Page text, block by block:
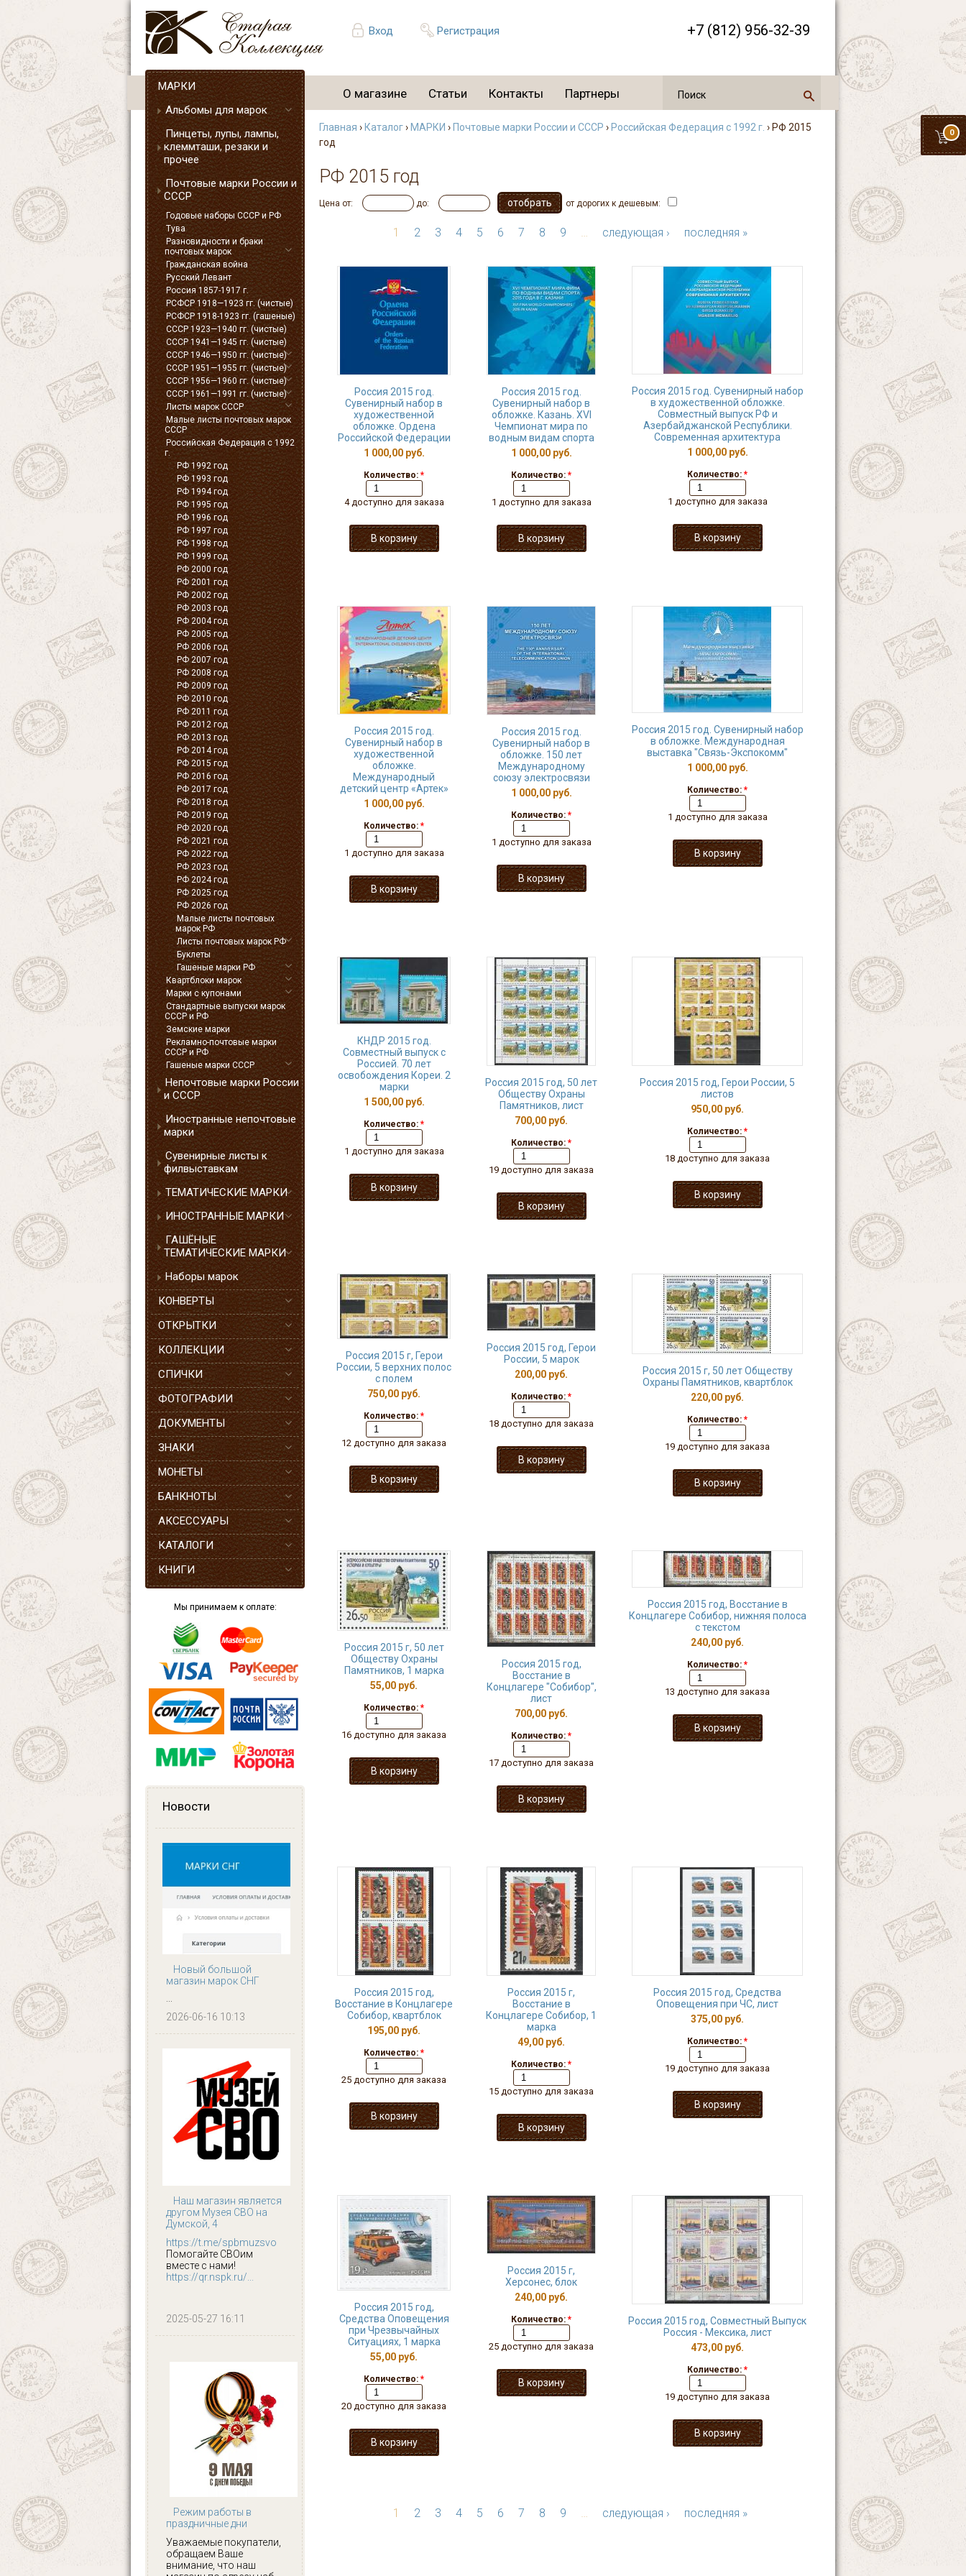
Вход Регистрация +7 (812) 956-32-39
0
О магазине Статьи Контакты Партнеры
МАРКИ
Альбомы для марок
Пинцеты, лупы, лампы,
клеммташи, резаки и
прочее
Почтовые марки России и
СССР
Годовые наборы СССР и РФ
Тува
Разновидности и браки
почтовых марок
Гражданская война
Русский Левант
Россия 1857-1917 г.
РСФСР 1918—1923 гг. (чистые)
РСФСР 1918-1923 гг. (гашеные)
СССР 1923—1940 гг. (чистые)
СССР 1941—1945 гг. (чистые)
СССР 1946—1950 гг. (чистые)
СССР 1951—1955 гг. (чистые)
СССР 1956—1960 гг. (чистые)
СССР 1961—1991 гг. (чистые)
Листы марок СССР
Малые листы почтовых марок
СССР
Российская Федерация с 1992
г.
РФ 1992 год
РФ 1993 год
РФ 1994 год
РФ 1995 год
РФ 1996 год
РФ 1997 год
РФ 1998 год
РФ 1999 год
РФ 2000 год
РФ 2001 год
РФ 2002 год
РФ 2003 год
РФ 2004 год
РФ 2005 год
РФ 2006 год
РФ 2007 год
РФ 2008 год
РФ 2009 год
РФ 2010 год
РФ 2011 год
РФ 2012 год
РФ 2013 год
РФ 2014 год
РФ 2015 год
РФ 2016 год
РФ 2017 год
РФ 2018 год
РФ 2019 год
РФ 2020 год
РФ 2021 год
РФ 2022 год
РФ 2023 год
РФ 2024 год
РФ 2025 год
РФ 2026 год
Малые листы почтовых
марок РФ
Листы почтовых марок РФ
Буклеты
Гашеные марки РФ
Квартблоки марок
Марки с купонами
Стандартные выпуски марок
СССР и РФ
Земские марки
Рекламно-почтовые марки
СССР и РФ
Гашеные марки СССР
Непочтовые марки России
и СССР
Иностранные непочтовые
марки
Сувенирные листы к
филвыставкам
ТЕМАТИЧЕСКИЕ МАРКИ
ИНОСТРАННЫЕ МАРКИ
ГАШЁНЫЕ
ТЕМАТИЧЕСКИЕ МАРКИ
Наборы марок
КОНВЕРТЫ
ОТКРЫТКИ
КОЛЛЕКЦИИ
СПИЧКИ
ФОТОГРАФИИ
ДОКУМЕНТЫ
ЗНАКИ
МОНЕТЫ
БАНКНОТЫ
АКСЕССУАРЫ
КАТАЛОГИ
КНИГИ
Мы принимаем к оплате:
Новости
Новый большой
магазин марок СНГ
...
2026-06-16 10:13
Наш магазин является
другом Музея СВО на
Думской, 4
https://t.me/spbmuzsvo
Помогайте СВОим
вместе с нами!
https://qr.nspk.ru/...
2025-05-27 16:11
Режим работы в
праздничные дни
Уважаемые покупатели,
обращаем Ваше
внимание, что наш
Главная › Каталог› МАРКИ › Почтовые марки России и СССР › Российская Федерация с 1992 г. › РФ 2015
год
РФ 2015 год
Цена от: до: от дорогих к дешевым:
1 2 3 4 5 6 7 8 9 … следующая › последняя »
Россия 2015 год.
Сувенирный набор в
художественной
обложке. Ордена
Российской Федерации
1 000,00 руб.
Количество: *
4 доступно для заказа
Россия 2015 год.
Сувенирный набор в
обложке. Казань. XVI
Чемпионат мира по
водным видам спорта
1 000,00 руб.
Количество: *
1 доступно для заказа
Россия 2015 год. Сувенирный набор
в художественной обложке.
Совместный выпуск РФ и
Азербайджанской Республики.
Современная архитектура
1 000,00 руб.
Количество: *
1 доступно для заказа
Россия 2015 год.
Сувенирный набор в
художественной
обложке.
Международный
детский центр «Артек»
1 000,00 руб.
Количество: *
1 доступно для заказа
Россия 2015 год.
Сувенирный набор в
обложке. 150 лет
Международному
союзу электросвязи
1 000,00 руб.
Количество: *
1 доступно для заказа
Россия 2015 год. Сувенирный набор
в обложке. Международная
выставка "Связь-Экспокомм"
1 000,00 руб.
Количество: *
1 доступно для заказа
КНДР 2015 год.
Совместный выпуск с
Россией. 70 лет
освобождения Кореи. 2
марки
1 500,00 руб.
Количество: *
1 доступно для заказа
Россия 2015 год, 50 лет
Обществу Охраны
Памятников, лист
700,00 руб.
Количество: *
19 доступно для заказа
Россия 2015 год, Герои России, 5
листов
950,00 руб.
Количество: *
18 доступно для заказа
Россия 2015 г, Герои
России, 5 верхних полос
с полем
750,00 руб.
Количество: *
12 доступно для заказа
Россия 2015 год, Герои
России, 5 марок
200,00 руб.
Количество: *
18 доступно для заказа
Россия 2015 г, 50 лет Обществу
Охраны Памятников, квартблок
220,00 руб.
Количество: *
19 доступно для заказа
Россия 2015 г, 50 лет
Обществу Охраны
Памятников, 1 марка
55,00 руб.
Количество: *
16 доступно для заказа
Россия 2015 год,
Восстание в
Концлагере "Собибор",
лист
700,00 руб.
Количество: *
17 доступно для заказа
Россия 2015 год, Восстание в
Концлагере Собибор, нижняя полоса
с текстом
240,00 руб.
Количество: *
13 доступно для заказа
Россия 2015 год,
Восстание в Концлагере
Собибор, квартблок
195,00 руб.
Количество: *
25 доступно для заказа
Россия 2015 г,
Восстание в
Концлагере Собибор, 1
марка
49,00 руб.
Количество: *
15 доступно для заказа
Россия 2015 год, Средства
Оповещения при ЧС, лист
375,00 руб.
Количество: *
19 доступно для заказа
Россия 2015 год,
Средства Оповещения
при Чрезвычайных
Ситуациях, 1 марка
55,00 руб.
Количество: *
20 доступно для заказа
Россия 2015 г,
Херсонес, блок
240,00 руб.
Количество: *
25 доступно для заказа
Россия 2015 год, Совместный Выпуск
Россия - Мексика, лист
473,00 руб.
Количество: *
19 доступно для заказа
1 2 3 4 5 6 7 8 9 … следующая › последняя »